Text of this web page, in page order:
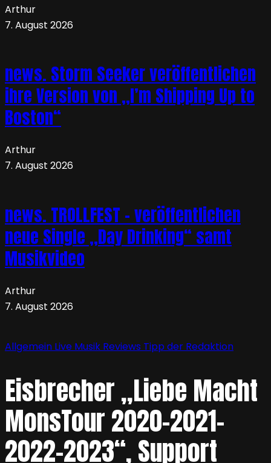
Arthur
7. August 2026
news. Storm Seeker veröffentlichen
ihre Version von „I’m Shipping Up to
Boston“
Arthur
7. August 2026
news. TROLLFEST – veröffentlichen
neue Single „Day Drinking“ samt
Musikvideo
Arthur
7. August 2026
Allgemein Live Musik Reviews Tipp der Redaktion
Eisbrecher „Liebe Macht
MonsTour 2020-2021-
2022-2023“, Support